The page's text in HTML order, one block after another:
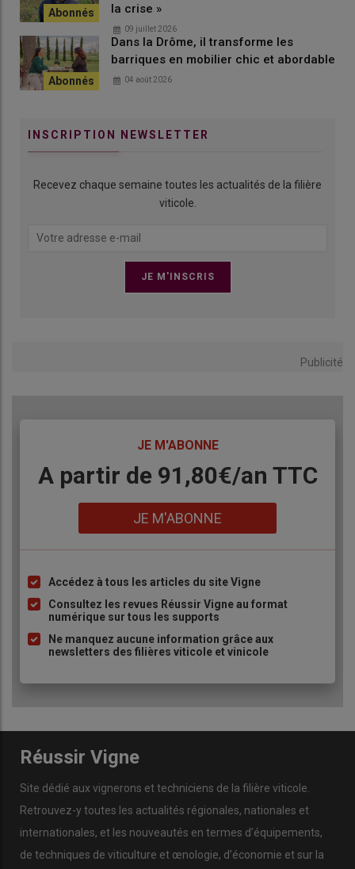
la crise »
09 juillet 2026
Dans la Drôme, il transforme les
barriques en mobilier chic et abordable
04 août 2026
INSCRIPTION NEWSLETTER
Recevez chaque semaine toutes les actualités de la filière
viticole.
Publicité
JE M'ABONNE
Body
A partir de 91,80€/an​ TTC
JE M'ABONNE
Liste
à
puce
Accédez à tous les articles du site Vigne
Consultez les revues Réussir Vigne au format
numérique sur tous les supports
Ne manquez aucune information grâce aux
newsletters des filières viticole et vinicole
Réussir Vigne
Site dédié aux vignerons et techniciens de la filière viticole.
Retrouvez-y toutes les actualités régionales, nationales et
internationales, et les nouveautés en termes d’équipements,
de techniques de viticulture et œnologie, d’économie et sur la